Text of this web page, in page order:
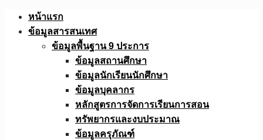
Skip
หน้าแรก
ข้อมูลสารสนเทศ
ข้อมูลพื้นฐาน 9 ประการ
ข้อมูลสถานศึกษา
ข้อมูลนักเรียนนักศึกษา
ข้อมูลบุคลากร
หลักสูตรการจัดการเรียนการสอน
ทรัพยากรและงบประมาณ
ข้อมูลครุภัณฑ์